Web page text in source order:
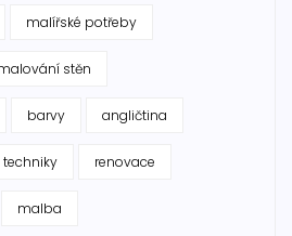
malířské potřeby
stěn
barvy angličtina
techniky renovace
malba